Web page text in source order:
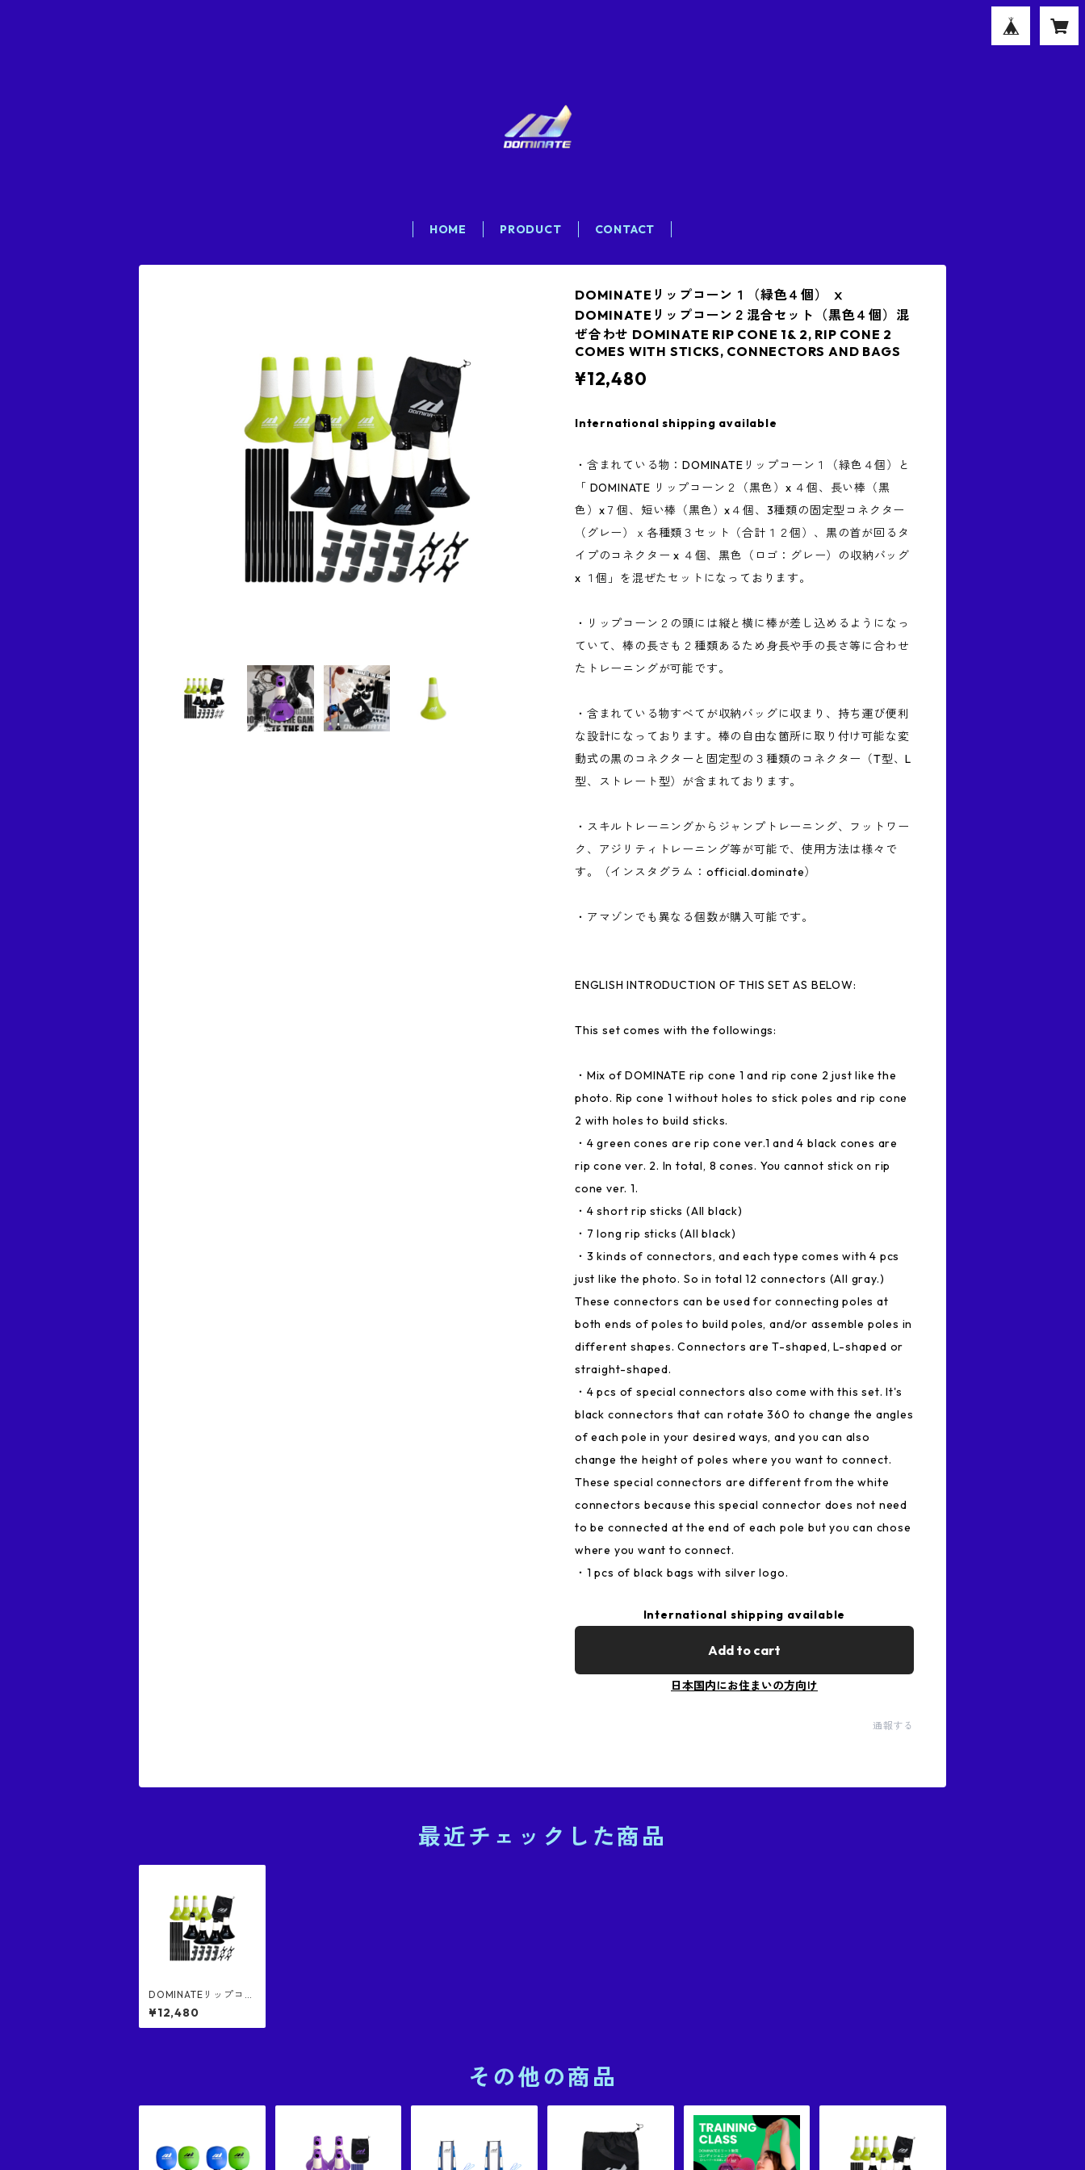
HOME PRODUCT CONTACT
DOMINATEリップコーン１（緑色４個） ⅹ
DOMINATEリップコーン２混合セット（黒色４個）混
ぜ合わせ DOMINATE RIP CONE 1& 2, RIP CONE 2
COMES WITH STICKS, CONNECTORS AND BAGS
¥12,480
International shipping available
・含まれている物：DOMINATEリップコーン１（緑色４個）と
「 DOMINATE リップコーン２（黒色）x ４個、長い棒（黒
色）x７個、短い棒（黒色）x４個、3種類の固定型コネクター
（グレー）ｘ各種類３セット（合計１２個）、黒の首が回るタ
イプのコネクター x ４個、黒色（ロゴ：グレー）の収納バッグ
x １個」を混ぜたセットになっております。
・リップコーン２の頭には縦と横に棒が差し込めるようになっ
ていて、棒の長さも２種類あるため身長や手の長さ等に合わせ
たトレーニングが可能です。
・含まれている物すべてが収納バッグに収まり、持ち運び便利
な設計になっております。棒の自由な箇所に取り付け可能な変
動式の黒のコネクターと固定型の３種類のコネクター（T型、L
型、ストレート型）が含まれております。
・スキルトレーニングからジャンプトレーニング、フットワー
ク、アジリティトレーニング等が可能で、使用方法は様々で
す。（インスタグラム：official.dominate）
・アマゾンでも異なる個数が購入可能です。
ENGLISH INTRODUCTION OF THIS SET AS BELOW:
This set comes with the followings:
・Mix of DOMINATE rip cone 1 and rip cone 2 just like the
photo. Rip cone 1 without holes to stick poles and rip cone
2 with holes to build sticks.
・4 green cones are rip cone ver.1 and 4 black cones are
rip cone ver. 2. In total, 8 cones. You cannot stick on rip
cone ver. 1.
・4 short rip sticks (All black)
・7 long rip sticks (All black)
・3 kinds of connectors, and each type comes with 4 pcs
just like the photo. So in total 12 connectors (All gray.)
These connectors can be used for connecting poles at
both ends of poles to build poles, and/or assemble poles in
different shapes. Connectors are T-shaped, L-shaped or
straight-shaped.
・4 pcs of special connectors also come with this set. It's
black connectors that can rotate 360 to change the angles
of each pole in your desired ways, and you can also
change the height of poles where you want to connect.
These special connectors are different from the white
connectors because this special connector does not need
to be connected at the end of each pole but you can chose
where you want to connect.
・1 pcs of black bags with silver logo.
International shipping available
Add to cart
日本国内にお住まいの方向け
通報する
最近チェックした商品
DOMINATEリップコー
ン１（緑色４個） ⅹ D
OMINATEリップコー
ン２混合セット（黒色
¥12,480
その他の商品